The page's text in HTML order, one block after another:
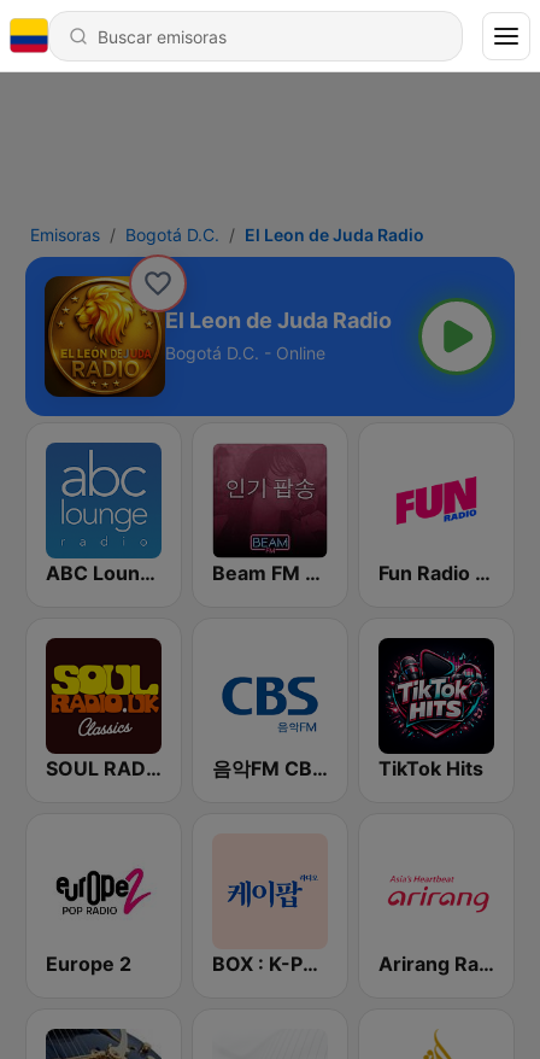
Emisoras Bogotá D.C. El Leon de Juda Radio
El Leon de Juda Radio
Bogotá D.C. - Online
ABC Lounge Jazz Beam FM - 취향저격 감각 팝송 Fun Radio FRANCE
SOUL RADIO Only Classic Soul 음악FM CBS 라디오 (Music FM) TikTok Hits
Europe 2 BOX : K-POP 케이팝 Arirang Radio